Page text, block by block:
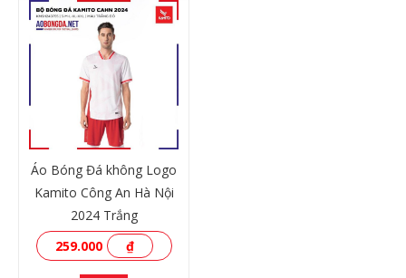
XEM THÊM
Áo Bóng Đá không Logo
Kamito Công An Hà Nội
2024 Trắng
259.000
₫